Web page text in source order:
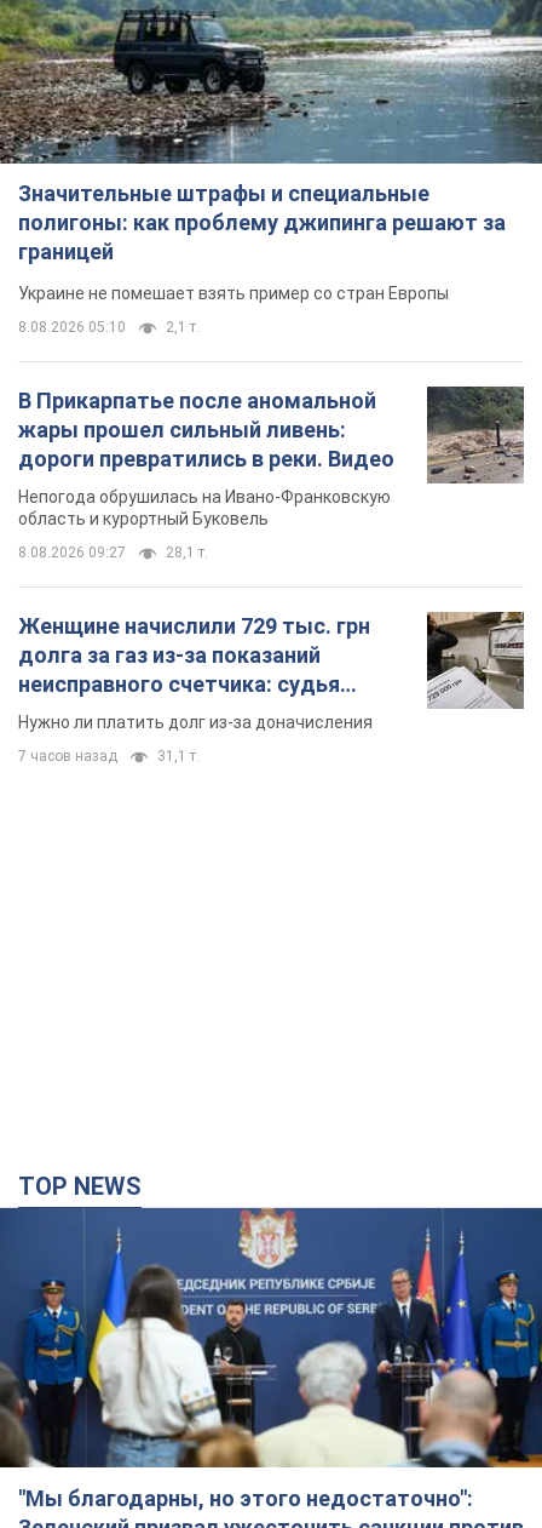
Значительные штрафы и специальные
полигоны: как проблему джипинга решают за
границей
Украине не помешает взять пример со стран Европы
8.08.2026 05:10 2,1 т.
В Прикарпатье после аномальной
жары прошел сильный ливень:
дороги превратились в реки. Видео
Непогода обрушилась на Ивано-Франковскую
область и курортный Буковель
8.08.2026 09:27 28,1 т.
Женщине начислили 729 тыс. грн
долга за газ из-за показаний
неисправного счетчика: судья
вынес неожиданное решение
Нужно ли платить долг из-за доначисления
7 часов назад 31,1 т.
TOP NEWS
"Мы благодарны, но этого недостаточно":